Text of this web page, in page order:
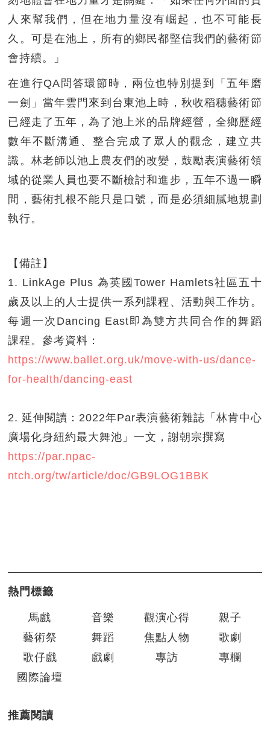
人來幫我們，但在地力量沒有崛起，也不可能長
久。可是在池上，所有的鄉民都堅信我們的藝術節
會持續。」
在進行QA問答環節時，兩位也特別提到「五年磨
一劍」當年雲門來到台東池上時，秋收稻穗藝術節
已經走了五年，為了池上米的品牌經營，全鄉歷經
數年不斷溝通、整合完成了眾人的觀念，建立共
識。林老師以池上農友們的改變，鼓勵表演藝術領
域的從業人員也要不斷檢討和進步，五年不過一瞬
間，藝術扎根不能只是口號，而是必須細膩地規劃
執行。
【備註】
1. LinkAge Plus 為英國Tower Hamlets社區五十
歲及以上的人士提供一系列課程、活動與工作坊。
每週一次Dancing East即為雙方共同合作的舞蹈
課程。參考資料：
https://www.ballet.org.uk/move-with-us/dance-
for-health/dancing-east
2. 延伸閱讀：2022年Par表演藝術雜誌「林肯中心
廣場化身紐約最大舞池」一文，謝朝宗撰寫
https://par.npac-
ntch.org/tw/article/doc/GB9LOG1BBK
熱門標籤
馬戲 音樂 觀演心得
親子
藝術祭
舞蹈 焦點人物
歌劇
歌仔戲
戲劇 專訪
專欄
國際論壇
推薦閱讀